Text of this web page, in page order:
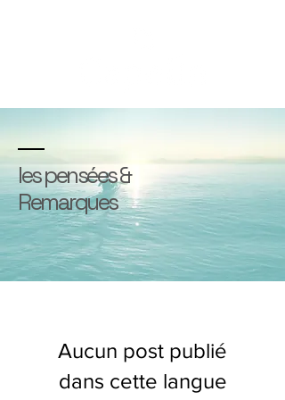
les pensées &
Remarques
Aucun post publié
dans cette langue